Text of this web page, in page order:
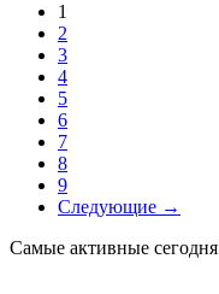
1
2
3
4
5
6
7
8
9
Следующие →
Самые активные сегодня